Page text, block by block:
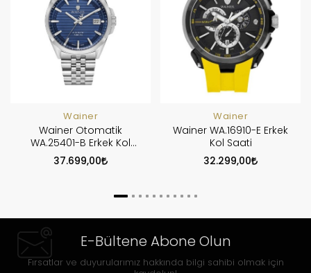
Wainer
Wainer Otomatik
WA.25401-B Erkek Kol
Saati
37.699,00
Wainer
Wainer WA.16910-E Erkek
Kol Saati
32.299,00
E-Bültene Abone Olun
Fırsatlar ve duyurularımız hakkında bilgi sahibi olmak için